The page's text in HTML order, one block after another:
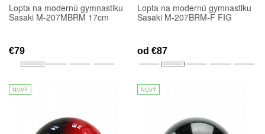
Lopta na modernú gymnastiku
Sasaki M-207MBRM 17cm
€79
Lopta na modernú gymnastiku
Sasaki M-207BRM-F FIG
od €87
NOVÝ NOVÝ